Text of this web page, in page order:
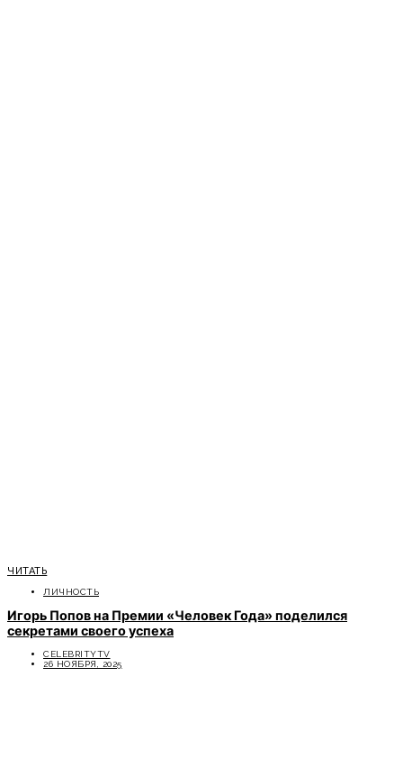
ЧИТАТЬ
ЛИЧНОСТЬ
Игорь Попов на Премии «Человек Года» поделился
секретами своего успеха
CELEBRITYTV
26 НОЯБРЯ, 2025